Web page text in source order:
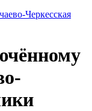
Черкесская